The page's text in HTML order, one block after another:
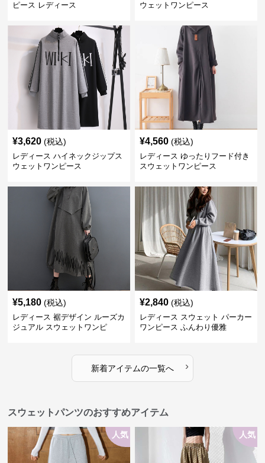
ピース レディース
ウェットワンピース
¥3,620 (税込)
レディース ハイネックジップス
ウェットワンピース
¥4,560 (税込)
レディース ゆったりフード付き
スウェットワンピース
¥5,180 (税込)
レディース 裾デザイン ルーズカ
ジュアル スウェットワンピ
¥2,840 (税込)
レディース スウェット パーカー
ワンピース ふんわり優雅
新着アイテムの一覧へ ›
スウェットパンツのおすすめアイテム
人気 人気